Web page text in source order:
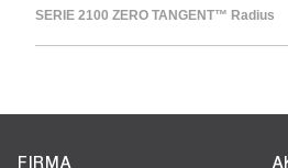
SERIE 2100 ZERO TANGENT™ Radius
FIRMA